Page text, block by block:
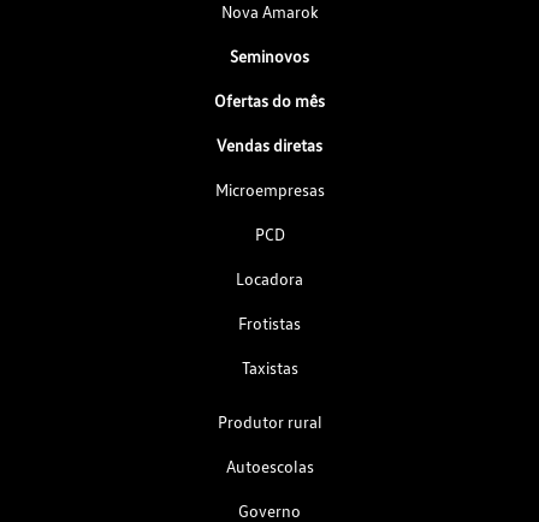
Nova Amarok
Seminovos
Ofertas do mês
Vendas diretas
Microempresas
PCD
Locadora
Frotistas
Taxistas
Produtor rural
Autoescolas
Governo